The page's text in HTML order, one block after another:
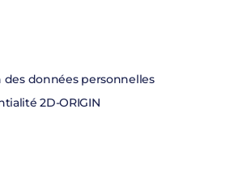
des données personnelles
2D-ORIGIN